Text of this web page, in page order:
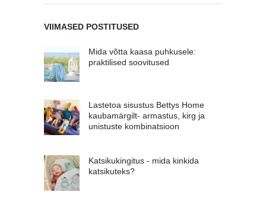
VIIMASED POSTITUSED
Mida võtta kaasa puhkusele:
praktilised soovitused
Lastetoa sisustus Bettys Home
kaubamärgilt- armastus, kirg ja
unistuste kombinatsioon
Katsikukingitus - mida kinkida
katsikuteks?